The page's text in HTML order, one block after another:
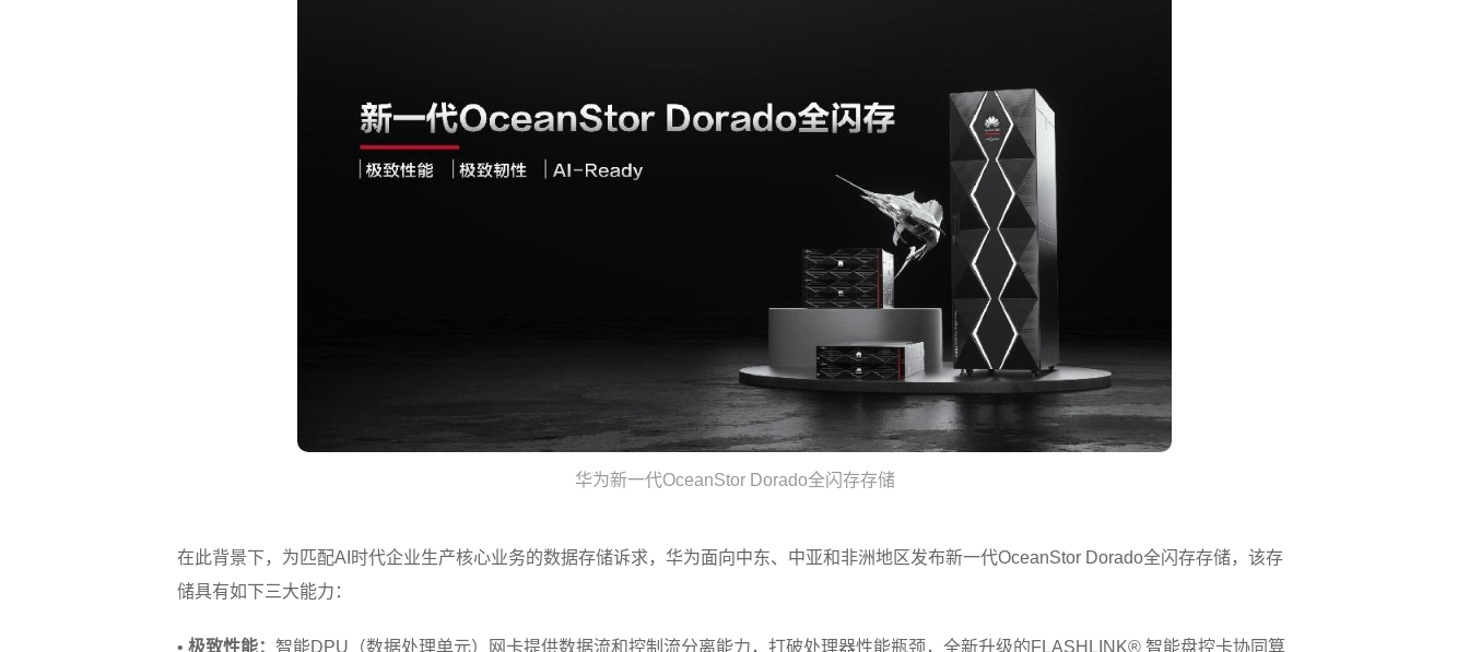
华为新一代OceanStor Dorado全闪存存储
在此背景下，为匹配AI时代企业生产核心业务的数据存储诉求，华为面向中东、中亚和非洲地区发布新一代OceanStor Dorado全闪存存储，该存
储具有如下三大能力：
• 极致性能： 智能DPU（数据处理单元）网卡提供数据流和控制流分离能力，打破处理器性能瓶颈，全新升级的FLASHLINK® 智能盘控卡协同算